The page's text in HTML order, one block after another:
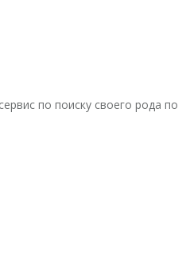
по поиску своего рода по